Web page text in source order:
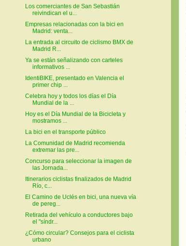
Los comerciantes de San Sebastián
reivindican el u...
Empresas relacionadas con la bici en
Madrid: venta...
La entrada al circuito de ciclismo BMX de
Madrid R...
Ya se están señalizando con carteles
informativos ...
IdentiBIKE, presentado en Valencia el
primer chip ...
Celebra hoy y todos los días el Día
Mundial de la ...
Hoy es el Día Mundial de la Bicicleta y
mostramos ...
La bici en el transporte público
La Comunidad de Madrid recomienda
extremar las pre...
Concurso para seleccionar la imagen de
las Jornada...
Itinerarios ciclistas finalizados de Madrid
Río, c...
El Camino de Uclés en bici, una nueva vía
de pereg...
Retirada del vehículo a conductores bajo
el "síndr...
¿Cómo circular? Consejos para el ciclista
urbano